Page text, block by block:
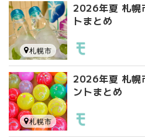
2026年夏 札幌
トまとめ
札幌市
2026年夏 札幌
ントまとめ
札幌市